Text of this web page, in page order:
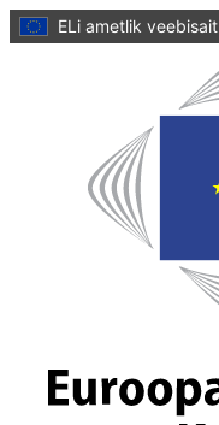
põhisisu
juurde
ELi ametlik veebisait